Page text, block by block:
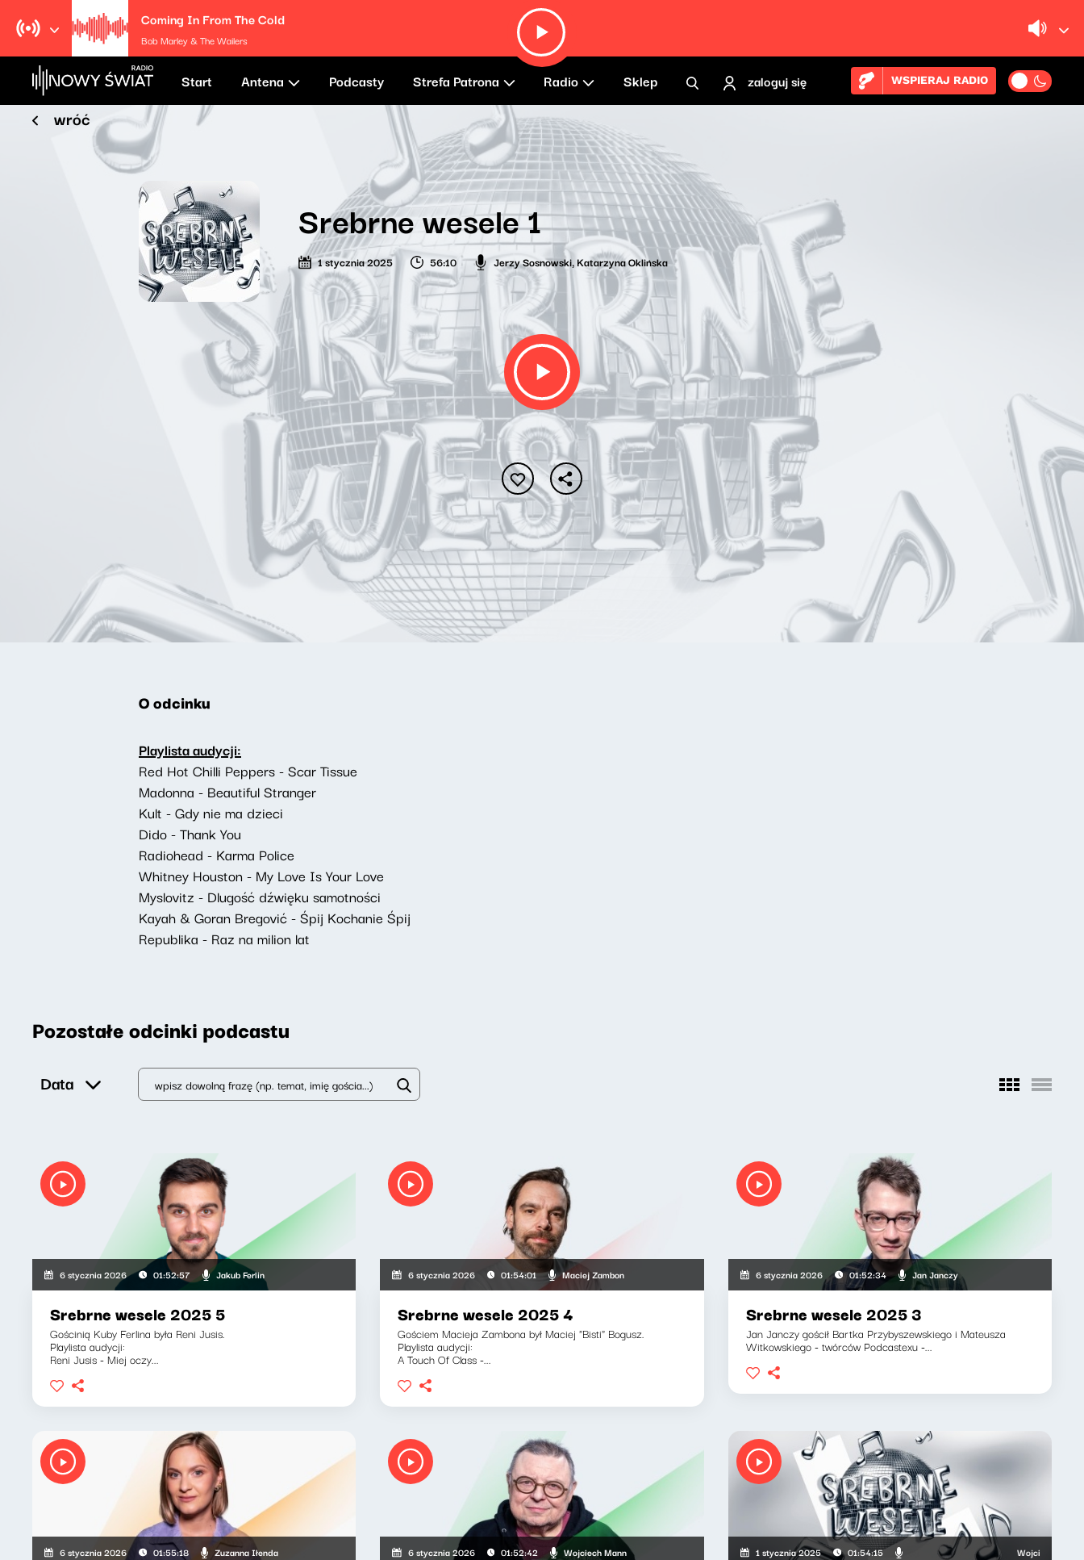
Coming In From The Cold
Bob Marley & The Wailers
Start Antena Podcasty Strefa Patrona Radio Sklep zaloguj się WSPIERAJ RADIO
wróć
Srebrne wesele 1
1 stycznia 2025 56:10 Jerzy Sosnowski, Katarzyna Oklińska
O odcinku
Playlista audycji:
Red Hot Chilli Peppers - Scar Tissue
Madonna - Beautiful Stranger
Kult - Gdy nie ma dzieci
Dido - Thank You
Radiohead - Karma Police
Whitney Houston - My Love Is Your Love
Myslovitz - Dlugość dźwięku samotności
Kayah & Goran Bregović - Śpij Kochanie Śpij
Republika - Raz na milion lat
Pozostałe odcinki podcastu
Data
6 stycznia 2026 01:52:57 Jakub Ferlin
Srebrne wesele 2025 5
Gościnią Kuby Ferlina była Reni Jusis.
Playlista audycji:
Reni Jusis - Miej oczy...
6 stycznia 2026 01:54:01 Maciej Zambon
Srebrne wesele 2025 4
Gościem Macieja Zambona był Maciej "Bisti" Bogusz.
Playlista audycji:
A Touch Of Class -...
6 stycznia 2026 01:52:34 Jan Janczy
Srebrne wesele 2025 3
Jan Janczy gościł Bartka Przybyszewskiego i Mateusza
Witkowskiego - twórców Podcastexu -...
6 stycznia 2026 01:55:18 Zuzanna Iłenda 6 stycznia 2026 01:52:42 Wojciech Mann 1 stycznia 2025 01:54:15 Wojciech Mann,